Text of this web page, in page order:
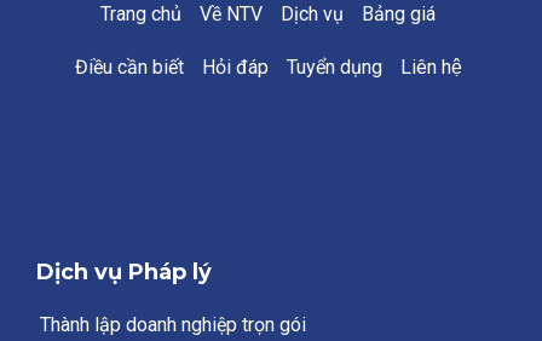
Trang chủ Về NTV Dịch vụ Bảng giá
Điều cần biết Hỏi đáp Tuyển dụng Liên hệ
Dịch vụ Pháp lý
Thành lập doanh nghiệp trọn gói